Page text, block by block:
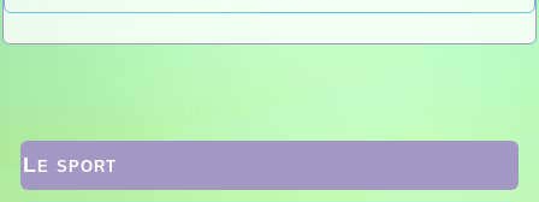
Le sport